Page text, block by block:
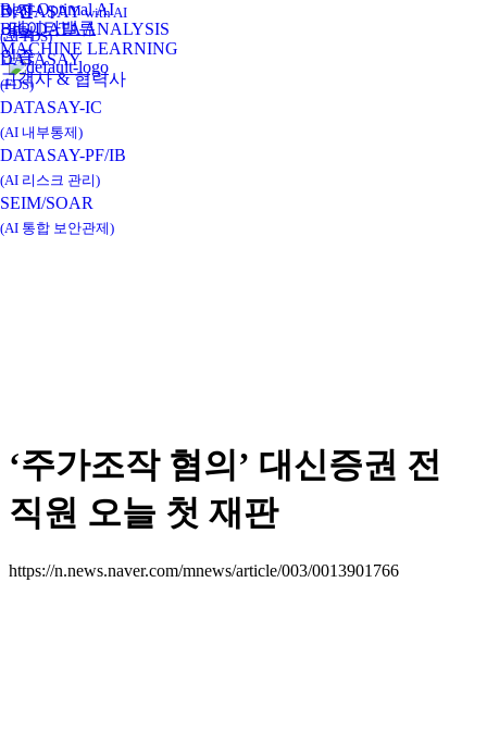
데이타밸류
비전
연혁
인증
고객사 & 협력사
DATASAYwith AI
(AI-FDS)
DATASAY
(FDS)
DATASAY-IC
(AI 내부통제)
DATASAY-PF/IB
(AI 리스크 관리)
SEIM/SOAR
(AI 통합 보안관제)
Real-Optimal AI
BIG DATA ANALYSIS
MACHINE LEARNING
‘주가조작 혐의’ 대신증권 전
직원 오늘 첫 재판
https://n.news.naver.com/mnews/article/003/0013901766